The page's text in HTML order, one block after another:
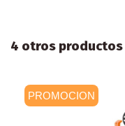
4 otros productos
PROMOCION